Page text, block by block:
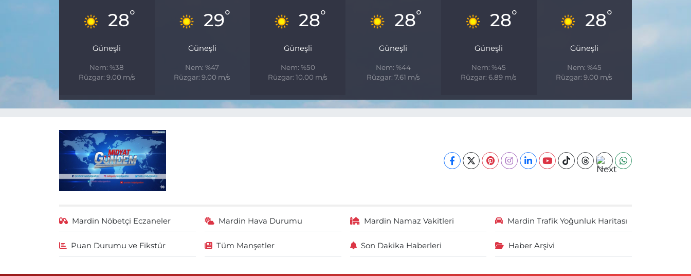
28°
Güneşli
Nem: %38
Rüzgar: 9.00 m/s
29°
Güneşli
Nem: %47
Rüzgar: 9.00 m/s
28°
Güneşli
Nem: %50
Rüzgar: 10.00 m/s
28°
Güneşli
Nem: %44
Rüzgar: 7.61 m/s
28°
Güneşli
Nem: %45
Rüzgar: 6.89 m/s
28°
Güneşli
Nem: %45
Rüzgar: 9.00 m/s
Mardin Nöbetçi Eczaneler Mardin Hava Durumu Mardin Namaz Vakitleri Mardin Trafik Yoğunluk Haritası
Puan Durumu ve Fikstür Tüm Manşetler Son Dakika Haberleri Haber Arşivi